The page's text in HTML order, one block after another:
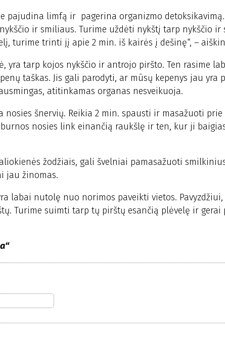
pajudina limfą ir pagerina organizmo detoksikavimą.
ir smiliaus. Turime uždėti nykštį tarp nykščio ir
turime trinti jį apie 2 min. iš kairės į dešinę“, –
yra tarp kojos nykščio ir antrojo piršto. Ten rasime
taškas. Jis gali parodyti, ar mūsų kepenys jau yra
atitinkamas organas nesveikuoja.
šnervių. Reikia 2 min. spausti ir masažuoti prie
nosies link einančią raukšlę ir ten, kur ji
žodžiais, gali švelniai pamasažuoti
jau žinomas.
labai nutolę nuo norimos paveikti vietos. Pavyzdžiui,
Turime suimti tarp tų pirštų esančią plėvelę ir gerai